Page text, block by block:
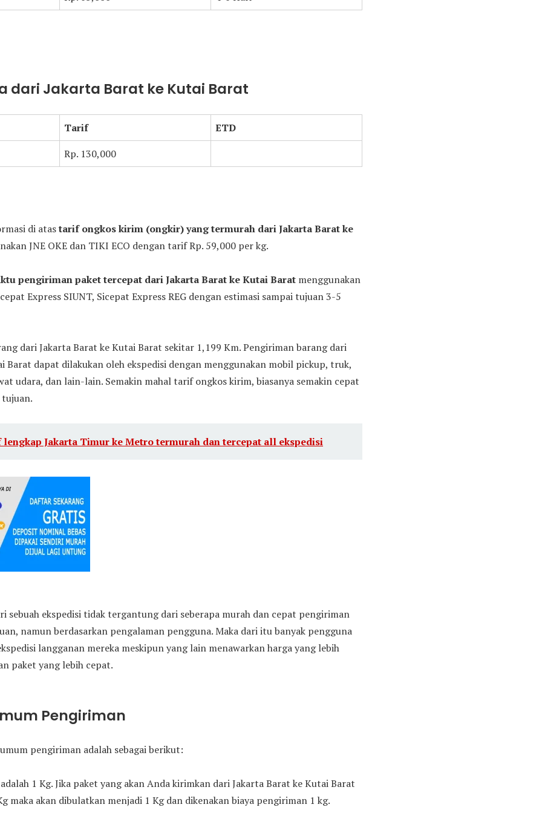
dari Jakarta Barat ke Kutai Barat
Tarif
ETD
Rp. 130,000
di atastarif ongkos kirim (ongkir) yang termurah dari Jakarta Barat ke
JNE OKE dan TIKI ECO dengan tarif Rp. 59,000 per kg.
pengiriman paket tercepat dari Jakarta Barat ke Kutai Barat menggunakan
Express SIUNT, Sicepat Express REG dengan estimasi sampai tujuan 3-5
dari Jakarta Barat ke Kutai Barat sekitar 1,199 Km. Pengiriman barang dari
Barat dapat dilakukan oleh ekspedisi dengan menggunakan mobil pickup, truk,
udara, dan lain-lain. Semakin mahal tarif ongkos kirim, biasanya semakin cepat
tujuan.
Jakarta Timur ke Metro termurah dan tercepat all ekspedisi
sebuah ekspedisi tidak tergantung dari seberapa murah dan cepat pengiriman
namun berdasarkan pengalaman pengguna. Maka dari itu banyak pengguna
langganan mereka meskipun yang lain menawarkan harga yang lebih
paket yang lebih cepat.
Pengiriman
pengiriman adalah sebagai berikut:
1 Kg. Jika paket yang akan Anda kirimkan dari Jakarta Barat ke Kutai Barat
maka akan dibulatkan menjadi 1 Kg dan dikenakan biaya pengiriman 1 kg.